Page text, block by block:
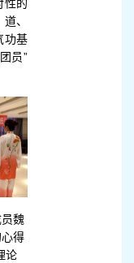
性的
、
功基
员”
魏
得
论